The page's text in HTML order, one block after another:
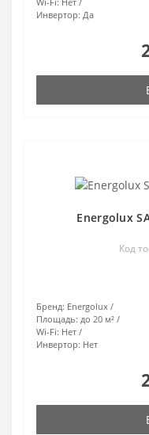
Инвертор: Да
Energolux
Код
Бренд: Energolux
Площадь: до 20 м²
Wi-Fi: Нет
Инвертор: Нет